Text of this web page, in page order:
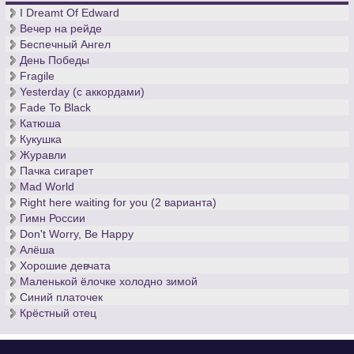
I Dreamt Of Edward
Вечер на рейде
Беспечный Ангел
День Победы
Fragile
Yesterday (с аккордами)
Fade To Black
Катюша
Кукушка
Журавли
Пачка сигарет
Mad World
Right here waiting for you (2 варианта)
Гимн России
Don't Worry, Be Happy
Алёша
Хорошие девчата
Маленькой ёлочке холодно зимой
Синий платочек
Крёстный отец